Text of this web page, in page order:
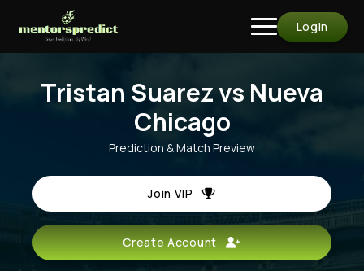
Login
Tristan Suarez vs Nueva
Chicago
Prediction & Match Preview
Join VIP
Create Account